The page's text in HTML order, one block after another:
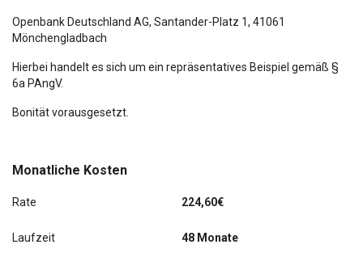
Kopf-Airbag-System
Lehnenentriegelung der Rücksitzlehne im Kofferraum
Lendenwirbelstütze Sitz vorn links
Multifunktion
Monatliche Kosten
Rate 224,60€
Laufzeit 48 Monate
Openbank Deutschland AG, Santander-Platz 1, 41061
Mönchengladbach
Hierbei handelt es sich um ein repräsentatives Beispiel gemäß §
6a PAngV.
Bonität vorausgesetzt.